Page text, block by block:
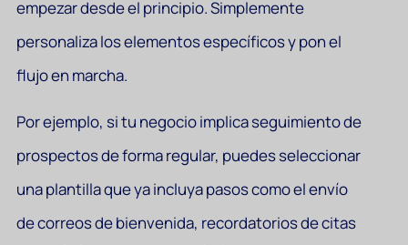
empezar desde el principio. Simplemente
personaliza los elementos específicos y pon el
flujo en marcha.
Por ejemplo, si tu negocio implica seguimiento de
prospectos de forma regular, puedes seleccionar
una plantilla que ya incluya pasos como el envío
de correos de bienvenida, recordatorios de citas